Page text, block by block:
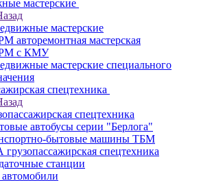
мастерские
мастерские
авторемонтная мастерская
с КМУ
мастерские специального
спецтехника
спецтехника
автобусы серии "Берлога"
бытовые машины ТБМ
спецтехника
станции